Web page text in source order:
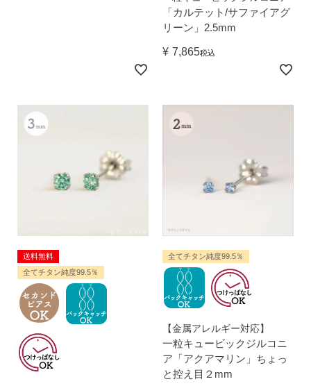
全ての商品を見る
ピアスの大きさで選ぶ
誕生石で選ぶ
ピアスホール完成までの3stepで選ぶ
価格で選ぶ
「カルテット/サファイアグ
リーン」2.5mm
¥ 7,865税込
送料無料
全てチタン純度99.5％
全てチタン純度99.5％
【金属アレルギー対応】
一粒キュービックジルコニ
ア「アクアマリン」ちょっ
と控え目２mm